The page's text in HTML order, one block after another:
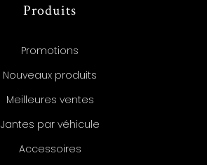
Produits
Promotions
Nouveaux produits
Meilleures ventes
Jantes par véhicule
Accessoires